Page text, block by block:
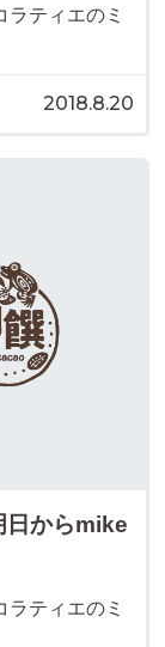
ティエのミ
2018.8.20
日からmike
ティエのミ